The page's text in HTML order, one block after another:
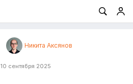
Никита Аксянов
10 сентября 2025